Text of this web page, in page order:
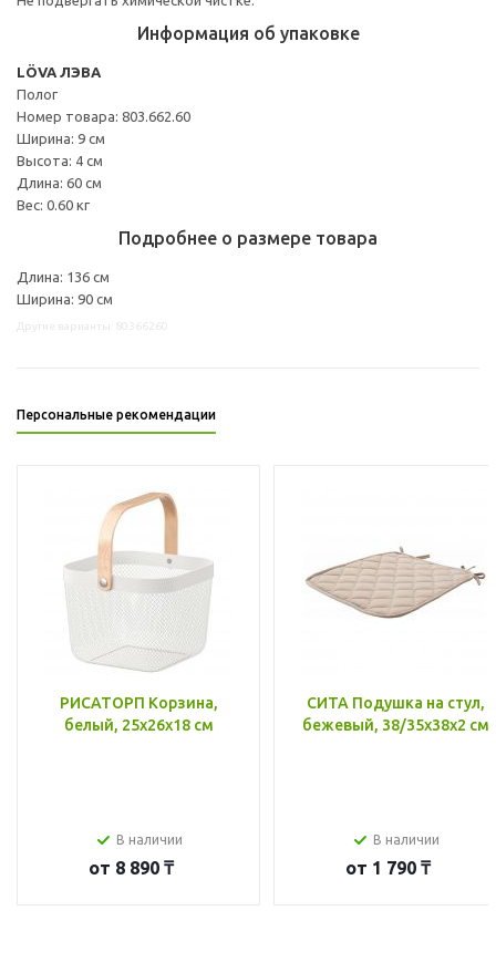
Информация об упаковке
LÖVA ЛЭВА
Полог
Номер товара: 803.662.60
Ширина: 9 см
Высота: 4 см
Длина: 60 см
Вес: 0.60 кг
Подробнее о размере товара
Длина: 136 см
Ширина: 90 см
Персональные рекомендации
РИСАТОРП Корзина,
белый, 25x26x18 см
В наличии
от 8 890 ₸
СИТА Подушка на стул,
бежевый, 38/35x38x2 см
В наличии
от 1 790 ₸